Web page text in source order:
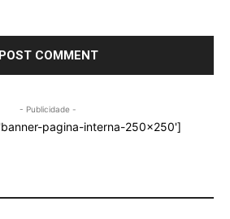
- Publicidade -
pagina-interna-250x250']